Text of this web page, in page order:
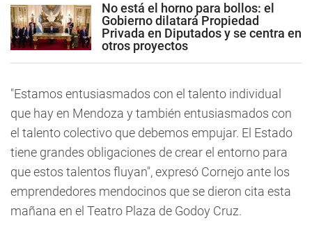
No está el horno para bollos: el
Gobierno dilatará Propiedad
Privada en Diputados y se centra en
otros proyectos
"Estamos entusiasmados con el talento individual
que hay en Mendoza y también entusiasmados con
el talento colectivo que debemos empujar. El Estado
tiene grandes obligaciones de crear el entorno para
que estos talentos fluyan", expresó Cornejo ante los
emprendedores mendocinos que se dieron cita esta
mañana en el Teatro Plaza de Godoy Cruz.